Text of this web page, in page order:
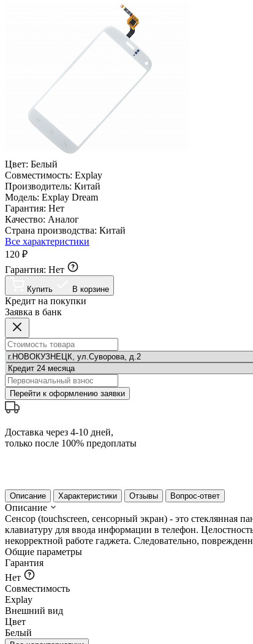
Цвет: Белый
Совместимость: Explay
Производитель: Китай
Модель: Explay Dream
Гарантия: Нет
Качество: Аналог
Страна производства: Китай
Все характеристики
120 ₽
Гарантия: Нет
Купить В корзине
Кредит на покупки
Заявка в банк
Перейти к оформлению заявки
Доставка через 4-10 дней,
только после 100% предоплаты
Описание Характеристики Отзывы Вопрос-ответ
Описание
Сенсор (touchscreen, сенсорный экран) - это стеклянная
клавиатуру для ввода информации в телефон.
некорректной работе гаджета. Следовательно,
Общие параметры
Гарантия
Нет
Совместимость
Explay
Внешний вид
Цвет
Белый